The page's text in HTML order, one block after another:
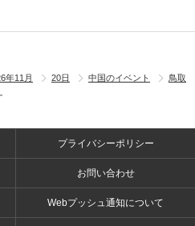
年11月 20日 中国のイベント
鳥取
プライバシーポリシー
お問い合わせ
Webプッシュ通知について